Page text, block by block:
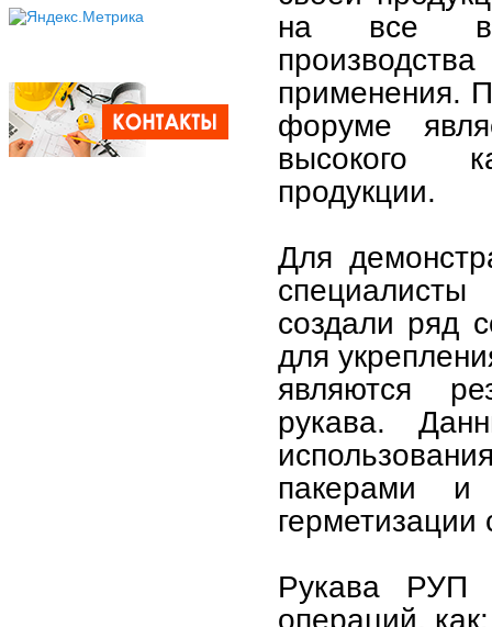
на все
применения.
форуме
высокого
продукции.
Для
создали ряд
для
являются
рукава.
пакерами и
герметизации
Рукава РУП
операций, как: